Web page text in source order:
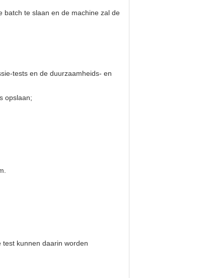
batch te slaan en de machine zal de
tests en de duurzaamheids- en
opslaan;
kunnen daarin worden